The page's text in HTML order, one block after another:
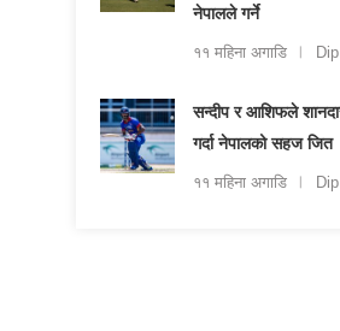
नेपालले गर्ने
११ महिना अगाडि Dip
सन्दीप र आशिफले
गर्दा नेपालको सहज जित
११ महिना अगाडि Dip